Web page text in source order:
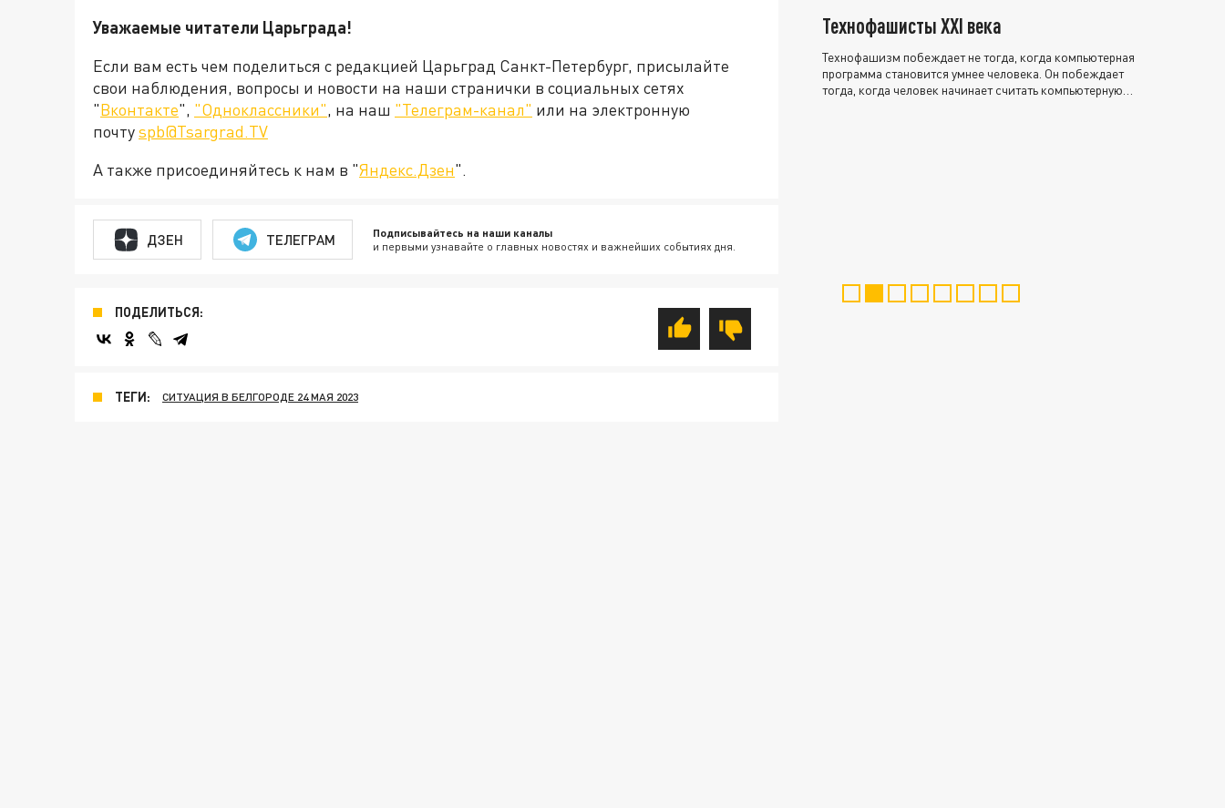
Уважаемые читатели Царьграда!
Если вам есть чем поделиться с редакцией Царьград Санкт-Петербург, присылайте
свои наблюдения, вопросы и новости на наши странички в социальных сетях
"Вконтакте", "Одноклассники", на наш "Телеграм-канал" или на электронную
почтуspb@Tsargrad.TV
А также присоединяйтесь к нам в "Яндекс.Дзен".
ДЗЕН ТЕЛЕГРАМ Подписывайтесь на наши каналы
и первыми узнавайте о главных новостях и важнейших событиях дня.
ПОДЕЛИТЬСЯ:
ТЕГИ: СИТУАЦИЯ В БЕЛГОРОДЕ 24 МАЯ 2023
Технофашисты XXI века
Технофашизм побеждает не тогда, когда компьютерная
программа становится умнее человека. Он побеждает
тогда, когда человек начинает считать компьютерную